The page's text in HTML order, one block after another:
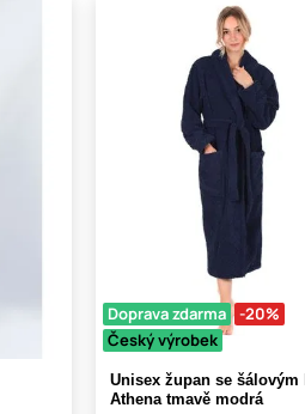
Doprava zdarma
-20%
Český výrobek
Unisex župan se šálovým
Athena tmavě modrá